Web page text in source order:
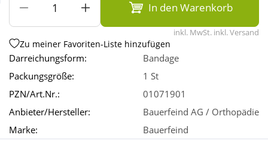
In den Warenkorb
inkl. MwSt. inkl. Versand
Zu meiner Favoriten-Liste hinzufügen
Darreichungsform:
Bandage
Packungsgröße:
1 St
PZN/Art.Nr.:
01071901
Anbieter/Hersteller:
Bauerfeind AG / Orthopädie
Marke:
Bauerfeind